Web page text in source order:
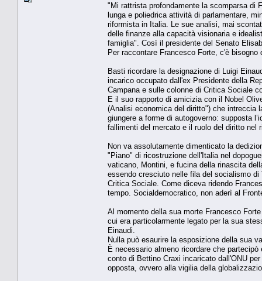
"Mi rattrista profondamente la scomparsa di
lunga e poliedrica attività di parlamentare,
riformista in Italia. Le sue analisi, mai
delle finanze alla capacità visionaria e
famiglia". Così il presidente del Senato
Per raccontare Francesco Forte, c'è
Basti ricordare la designazione di Luigi
incarico occupato dall'ex Presidente della
Campana e sulle colonne di Critica Sociale
E il suo rapporto di amicizia con il Nobel
(Analisi economica del diritto") che intreccia
giungere a forme di autogoverno: supposta
fallimenti del mercato e il ruolo del diritto nel
Non va assolutamente dimenticato la
"Piano" di ricostruzione dell'Italia nel
vaticano, Montini, e fucina della rinascita
essendo cresciuto nelle fila del socialismo
Critica Sociale. Come diceva ridendo
tempo. Socialdemocratico, non aderì al
Al momento della sua morte Francesco
cui era particolarmente legato per la sua
Einaudi.
Nulla può esaurire la esposizione della sua
È necessario almeno ricordare che
conto di Bettino Craxi incaricato dall'ONU
opposta, ovvero alla vigilia della